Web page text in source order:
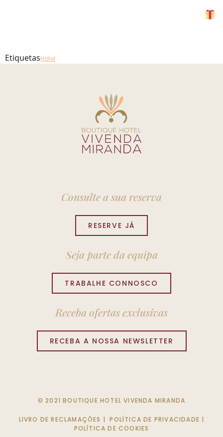
EtiquetasHotel
Consulte a sua reserva
RESERVE JÁ
Seja parte da equipa
TRABALHE CONNOSCO
Receba ofertas exclusivas
RECEBA A NOSSA NEWSLETTER
© 2021 BOUTIQUE HOTEL VIVENDA MIRANDA
LIVRO DE RECLAMAÇÕES |POLÍTICA DE PRIVACIDADE |
POLÍTICA DE COOKIES